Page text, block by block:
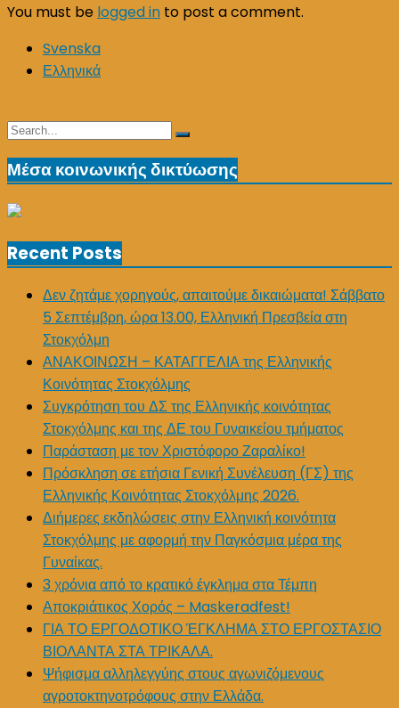
You must be logged in to post a comment.
Svenska
Ελληνικά
Search
Search
Μέσα κοινωνικής δικτύωσης
Recent Posts
Δεν ζητάμε χορηγούς, απαιτούμε δικαιώματα! Σάββατο
5 Σεπτέμβρη, ώρα 13.00, Ελληνική Πρεσβεία στη
Στοκχόλμη
ΑΝΑΚΟΙΝΩΣΗ – ΚΑΤΑΓΓΕΛΙΑ της Ελληνικής
Κοινότητας Στοκχόλμης
Συγκρότηση του ΔΣ της Ελληνικής κοινότητας
Στοκχόλμης και της ΔΕ του Γυναικείου τμήματος
Παράσταση με τον Χριστόφορο Ζαραλίκο!
Πρόσκληση σε ετήσια Γενική Συνέλευση (ΓΣ) της
Ελληνικής Κοινότητας Στοκχόλμης 2026.
Διήμερες εκδηλώσεις στην Ελληνική κοινότητα
Στοκχόλμης με αφορμή την Παγκόσμια μέρα της
Γυναίκας.
3 χρόνια από το κρατικό έγκλημα στα Τέμπη
Αποκριάτικος Χορός – Maskeradfest!
ΓΙΑ ΤΟ ΕΡΓΟΔΟΤΙΚΟ ΈΓΚΛΗΜΑ ΣΤΟ ΕΡΓΟΣΤΑΣΙΟ
ΒΙΟΛΑΝΤΑ ΣΤΑ ΤΡΙΚΑΛΑ.
Ψήφισμα αλληλεγγύης στους αγωνιζόμενους
αγροτοκτηνοτρόφους στην Ελλάδα.